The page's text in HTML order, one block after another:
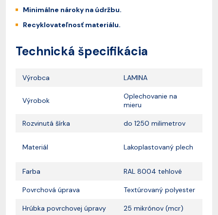
Minimálne nároky na údržbu.
Recyklovateľnosť materiálu.
Technická špecifikácia
Výrobca LAMINA
Výrobok
Oplechovanie na
mieru
Rozvinutá šírka do 1250 milimetrov
Materiál Lakoplastovaný plech
Farba RAL 8004 tehlové
Povrchová úprava Textúrovaný polyester
Hrúbka povrchovej úpravy 25 mikrónov (mcr)